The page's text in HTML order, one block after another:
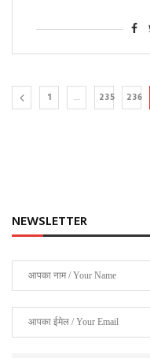
1 … 235 236
NEWSLETTER